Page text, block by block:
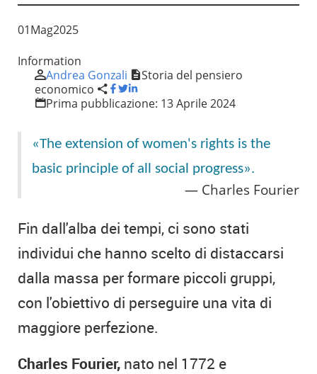
01Mag2025
Information
Andrea Gonzali
Storia del pensiero
economico
Prima pubblicazione: 13 Aprile 2024
«The extension of women's rights is the
basic principle of all social progress».
Charles Fourier
Fin dall'alba dei tempi, ci sono stati
individui che hanno scelto di distaccarsi
dalla massa per formare piccoli gruppi,
con l'obiettivo di perseguire una vita di
maggiore perfezione.
Charles Fourier, nato nel 1772 e